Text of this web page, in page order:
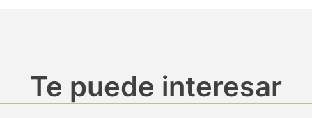
Te puede interesar